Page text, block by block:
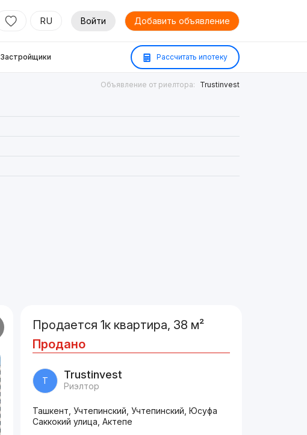
RU Войти Добавить объявление
Застройщики Рассчитать ипотеку
Объявление от риелтора: Trustinvest
Продается 1к квартира, 38 м²
Продано
T Trustinvest
Риэлтор
Ташкент, Учтепинский, Учтепинский, Юсуфа
Саккокий улица, Актепе